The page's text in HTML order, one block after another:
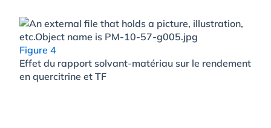
Figure 4
Effet du rapport solvant-matériau sur le rendement
en quercitrine et TF